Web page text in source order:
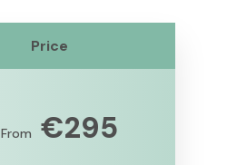
Price
From €295